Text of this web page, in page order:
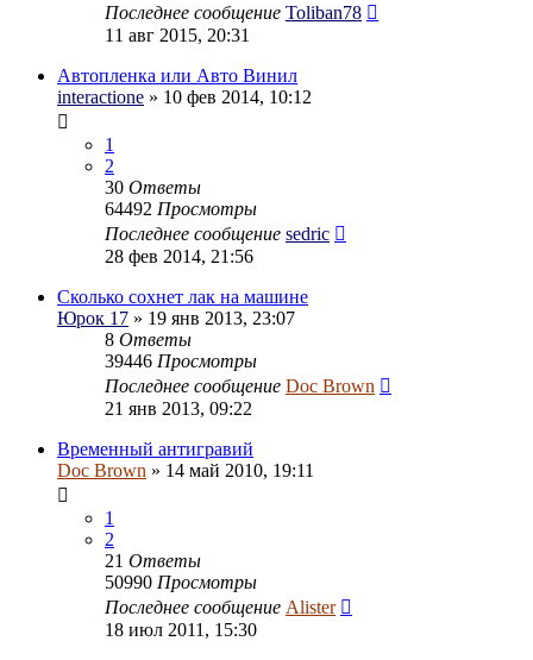
Последнее сообщение Toliban78
11 авг 2015, 20:31
Автопленка или Авто Винил
interactione » 10 фев 2014, 10:12
1
2
30 Ответы
64492 Просмотры
Последнее сообщение sedric
28 фев 2014, 21:56
Сколько сохнет лак на машине
Юрок 17 » 19 янв 2013, 23:07
8 Ответы
39446 Просмотры
Последнее сообщение Doc Brown
21 янв 2013, 09:22
Временный антигравий
Doc Brown » 14 май 2010, 19:11
1
2
21 Ответы
50990 Просмотры
Последнее сообщение Alister
18 июл 2011, 15:30